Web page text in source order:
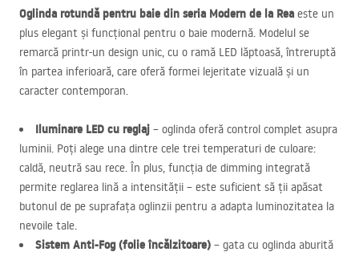
Oglinda rotundă pentru baie din seria Modern de la Rea este un
plus elegant și funcțional pentru o baie modernă. Modelul se
remarcă printr-un design unic, cu o ramă LED lăptoasă, întreruptă
în partea inferioară, care oferă formei lejeritate vizuală și un
caracter contemporan.
Iluminare LED cu reglaj – oglinda oferă control complet asupra
luminii. Poți alege una dintre cele trei temperaturi de culoare:
caldă, neutră sau rece. În plus, funcția de dimming integrată
permite reglarea lină a intensității – este suficient să ții apăsat
butonul de pe suprafața oglinzii pentru a adapta luminozitatea la
nevoile tale.
Sistem Anti-Fog (folie încălzitoare) – gata cu oglinda aburită